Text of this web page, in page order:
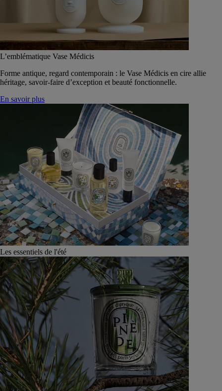
L’emblématique Vase Médicis
Forme antique, regard contemporain : le Vase Médicis en cire allie
héritage, savoir-faire d’exception et beauté fonctionnelle.
En savoir plus
Les essentiels de l'été